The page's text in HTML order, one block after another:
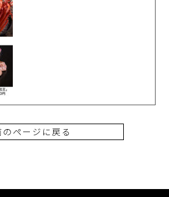
のページに戻る